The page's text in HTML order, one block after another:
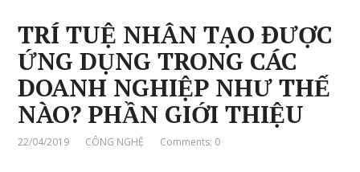
TRÍ TUỆ NHÂN TẠO ĐƯỢC
ỨNG DỤNG TRONG CÁC
DOANH NGHIỆP NHƯ THẾ
NÀO? PHẦN GIỚI THIỆU
22/04/2019 CÔNG NGHỆ Comments: 0